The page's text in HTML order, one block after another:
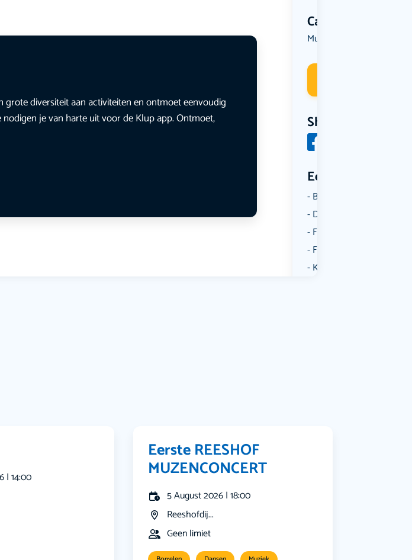
Categorie
Muziek
Share
Een aantal
Borrelen
Dansen
Fietsen
Film
Kunst & Cultuur
diversiteit aan activiteiten en ontmoet eenvoudig
je van harte uit voor de Klup app. Ontmoet,
| 14:00
Eerste REESHOF
MUZENCONCERT
5 August 2026 | 18:00
Reeshofdij...
Geen limiet